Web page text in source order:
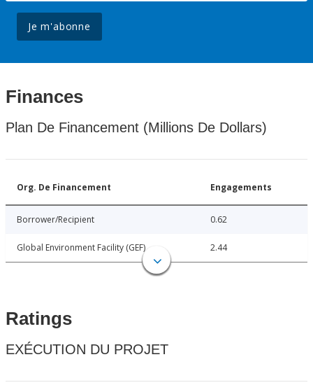
Je m'abonne
Finances
Plan De Financement (Millions De Dollars)
Org. De Financement Engagements
Borrower/Recipient 0.62
Global Environment Facility (GEF) 2.44
Ratings
EXÉCUTION DU PROJET